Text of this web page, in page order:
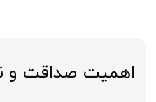
اهمیت صداقت و